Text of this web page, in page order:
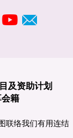
及资助计划
会籍
联络我们有用连结